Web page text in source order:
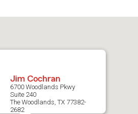
to
Jim Cochran
6700 Woodlands Pkwy
Suite 240
The Woodlands, TX 77382-
2682